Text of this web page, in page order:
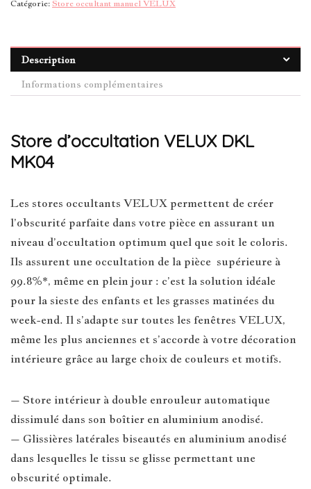
Catégorie:Store occultant manuel VELUX
Description
Informations complémentaires
Store d’occultation VELUX DKL
MK04
Les stores occultants VELUX permettent de créer
l’obscurité parfaite dans votre pièce en assurant un
niveau d’occultation optimum quel que soit le coloris.
Ils assurent une occultation de la pièce supérieure à
99.8%*, même en plein jour : c’est la solution idéale
pour la sieste des enfants et les grasses matinées du
week-end. Il s’adapte sur toutes les fenêtres VELUX,
même les plus anciennes et s’accorde à votre décoration
intérieure grâce au large choix de couleurs et motifs.
– Store intérieur à double enrouleur automatique
dissimulé dans son boîtier en aluminium anodisé.
– Glissières latérales biseautés en aluminium anodisé
dans lesquelles le tissu se glisse permettant une
obscurité optimale.